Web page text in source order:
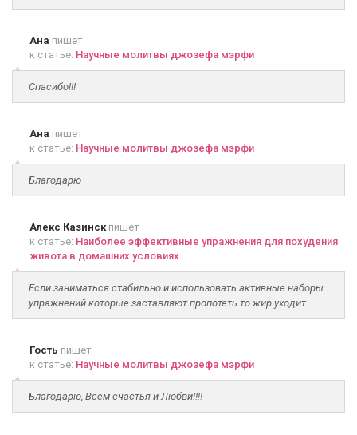
Ана пишет
к статье: Научные молитвы джозефа мэрфи
Спасибо!!!
Ана пишет
к статье: Научные молитвы джозефа мэрфи
Благодарю
Алекс Казинскпишет
к статье: Наиболее эффективные упражнения для похудения
живота в домашних условиях
Если заниматься стабильно и использовать активные наборы
упражнений которые заставляют пропотеть то жир уходит....
Гость пишет
к статье: Научные молитвы джозефа мэрфи
Благодарю, Всем счастья и Любви!!!!